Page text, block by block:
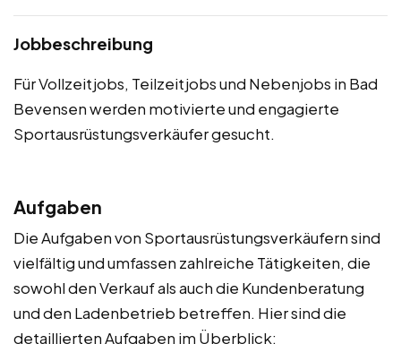
Jobbeschreibung
Für Vollzeitjobs, Teilzeitjobs und Nebenjobs in Bad
Bevensen werden motivierte und engagierte
Sportausrüstungsverkäufer gesucht.
Aufgaben
Die Aufgaben von Sportausrüstungsverkäufern sind
vielfältig und umfassen zahlreiche Tätigkeiten, die
sowohl den Verkauf als auch die Kundenberatung
und den Ladenbetrieb betreffen. Hier sind die
detaillierten Aufgaben im Überblick: